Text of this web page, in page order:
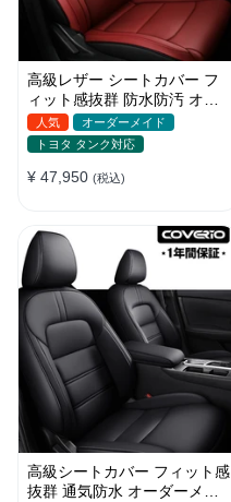
高級レザー シートカバー フ
ィット感抜群 防水防汚 オー
ダーメイド おしゃれ 全席セ
ット
人気
オーダーメイド
トヨタ タンク対応
¥ 47,950 (税込)
高級シートカバー フィット感
抜群 通気防水 オーダーメイ